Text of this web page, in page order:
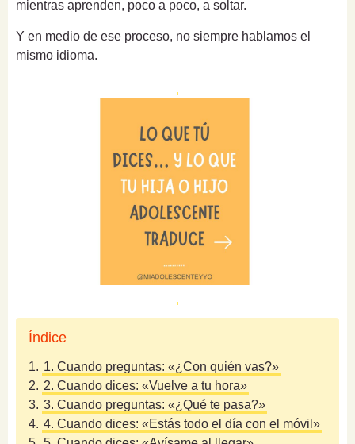
mientras aprenden, poco a poco, a soltar.
Y en medio de ese proceso, no siempre hablamos el
mismo idioma.
Índice
1. 1. Cuando preguntas: «¿Con quién vas?»
2. 2. Cuando dices: «Vuelve a tu hora»
3. 3. Cuando preguntas: «¿Qué te pasa?»
4. 4. Cuando dices: «Estás todo el día con el móvil»